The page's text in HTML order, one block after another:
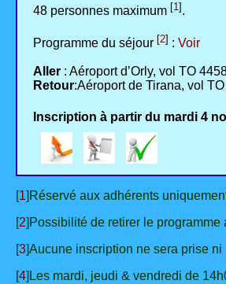
48 personnes maximum [1] .
Programme du séjour [2] : Voir
Aller : Aéroport d’Orly, vol TO
Retour:Aéroport de Tirana, vol
Inscription à partir du mardi 4
[1]Réservé aux adhérents
[2]Possibilité de retirer le programme
[3]Aucune inscription ne sera prise
[4]Les mardi, jeudi & vendredi de